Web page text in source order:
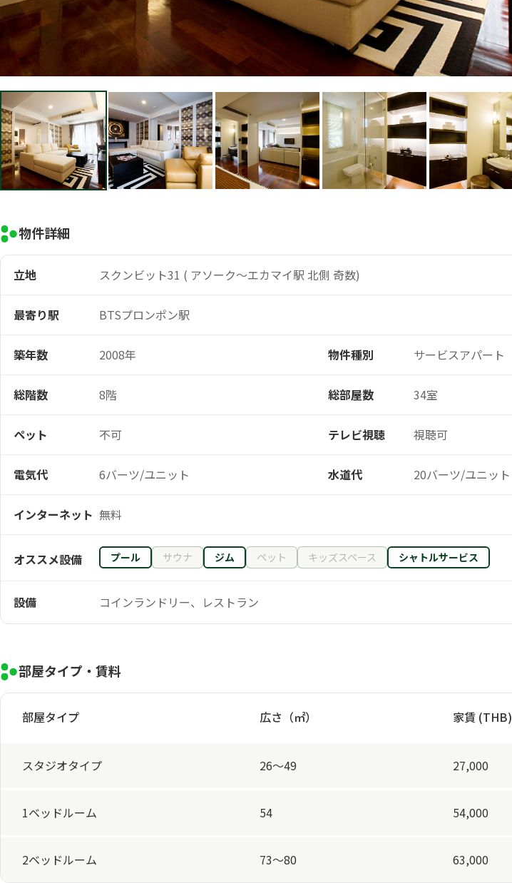
物件詳細
立地 スクンビット31 ( アソーク～エカマイ駅 北側 奇数)
最寄り駅 BTSプロンポン駅
築年数 2008年 物件種別 サービスアパート
総階数 8階 総部屋数 34室
ペット 不可 テレビ視聴 視聴可
電気代 6バーツ/ユニット 水道代 20バーツ/ユニット
インターネット 無料
オススメ設備 プール サウナ ジム ペット キッズスペース シャトルサービス
設備 コインランドリー、レストラン
部屋タイプ・賃料
部屋タイプ 広さ（㎡） 家賃 (THB)
スタジオタイプ 26～49 27,000
1ベッドルーム 54 54,000
2ベッドルーム 73～80 63,000